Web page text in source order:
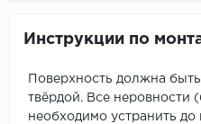
Инструкции по
Поверхность должна
твёрдой. Все неровности
необходимо устранить до